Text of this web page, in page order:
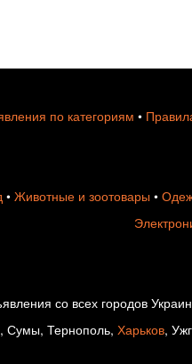
по категориям •
• Животные и зоотовары •
со всех городов
Сумы, Тернополь, Харьков,